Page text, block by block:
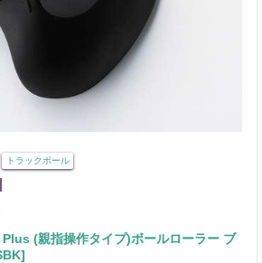
トラックボール
Plus (親指操作タイプ)ボールローラー ブ